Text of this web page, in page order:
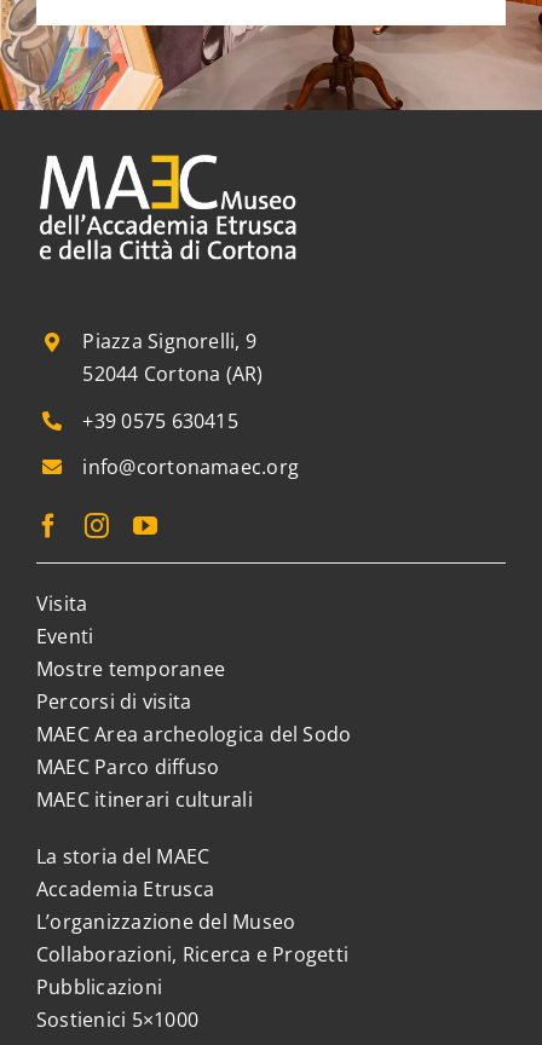
Piazza Signorelli, 9
52044 Cortona (AR)
+39 0575 630415
info@cortonamaec.org
Visita
Eventi
Mostre temporanee
Percorsi di visita
MAEC Area archeologica del Sodo
MAEC Parco diffuso
MAEC itinerari culturali
La storia del MAEC
Accademia Etrusca
L’organizzazione del Museo
Collaborazioni, Ricerca e Progetti
Pubblicazioni
Sostienici 5×1000